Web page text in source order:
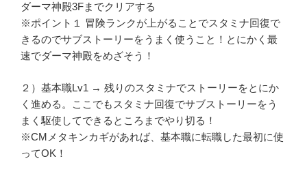
ダーマ神殿3Fまでクリアする
※ポイント１ 冒険ランクが上がることでスタミナ回復で
きるのでサブストーリーをうまく使うこと！とにかく最
速でダーマ神殿をめざそう！
２）基本職Lv1 → 残りのスタミナでストーリーをとにか
く進める。ここでもスタミナ回復でサブストーリーをう
まく駆使してできるところまでやり切る！
※CMメタキンカギがあれば、基本職に転職した最初に使
ってOK！